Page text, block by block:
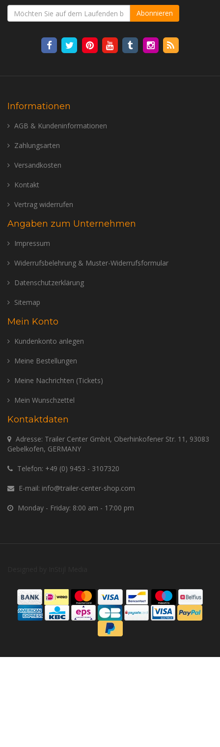
Abonnieren
Informationen
AGB & Kundeninformationen
Zahlungsarten
Versandkosten
Kontakt
Vertrag widerrufen
Angaben zum Unternehmen
Impressum
Widerrufsbelehrung & Muster-Widerrufsformular
Datenschutzerklärung
Sitemap
Mein Konto
Kundenkonto anlegen
Meine Bestellungen
Meine Nachrichten (Tickets)
Mein Wunschzettel
Kontaktdaten
Adresse: Trailer Center GmbH, Oberhinkofener Str. 11, 93083
Gebelkofen, GERMANY
Telefon: +49 (0) 9453 - 3107320
E-mail: info@trailer-center-shop.com
Monday - Friday: 8:00 am - 17:00 pm